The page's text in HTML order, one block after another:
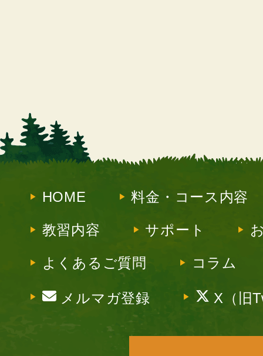
HOME 料金・コース内容
教習内容 サポート
よくあるご質問 コラム
メルマガ登録 X（旧